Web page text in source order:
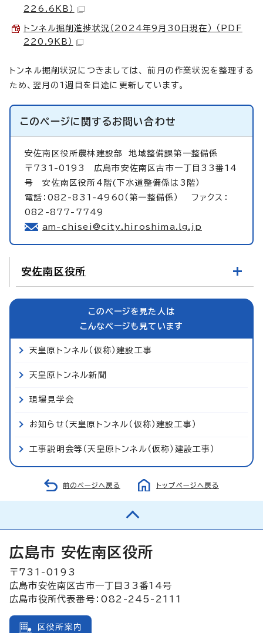
226.6KB）
トンネル掘削進捗状況（2024年9月30日現在） （PDF
220.9KB）
トンネル掘削状況につきましては、 前月の作業状況を整理する
ため、翌月の1週目を目途に更新しています。
このページに関するお問い合わせ
安佐南区役所農林建設部地域整備課第一整備係
〒731-0193 広島市安佐南区古市一丁目33番14
号 安佐南区役所4階(下水道整備係は3階）
電話：082-831-4960（第一整備係） ファクス：
082-877-7749
am-chisei@city.hiroshima.lg.jp
安佐南区役所
このページを見た人は
こんなページも見ています
天皇原トンネル（仮称）建設工事
天皇原トンネル新聞
現場見学会
お知らせ（天皇原トンネル（仮称）建設工事）
工事説明会等（天皇原トンネル（仮称）建設工事）
前のページへ戻る トップページへ戻る
広島市 安佐南区役所
〒731-0193
広島市安佐南区古市一丁目33番14号
広島市役所代表番号：082-245-2111
区役所案内